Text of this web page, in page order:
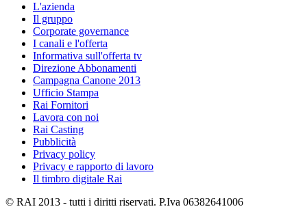
L'azienda
Il gruppo
Corporate governance
I canali e l'offerta
Informativa sull'offerta tv
Direzione Abbonamenti
Campagna Canone 2013
Ufficio Stampa
Rai Fornitori
Lavora con noi
Rai Casting
Pubblicità
Privacy policy
Privacy e rapporto di lavoro
Il timbro digitale Rai
© RAI 2013 - tutti i diritti riservati. P.Iva 06382641006